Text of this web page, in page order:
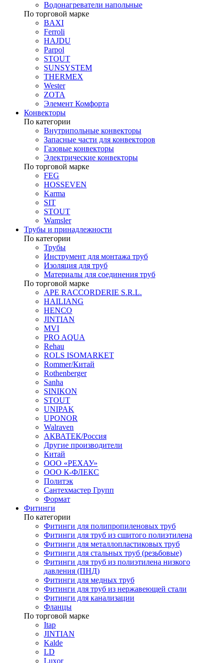
Водонагреватели напольные
По торговой марке
BAXI
Ferroli
HAJDU
Parpol
STOUT
SUNSYSTEM
THERMEX
Wester
ZOTA
Элемент Комфорта
Конвекторы
По категории
Внутрипольные конвекторы
Запасные части для конвекторов
Газовые конвекторы
Электрические конвекторы
По торговой марке
FEG
HOSSEVEN
Karma
SIT
STOUT
Wamsler
Трубы и принадлежности
По категории
Трубы
Инструмент для монтажа труб
Изоляция для труб
Материалы для соединения труб
По торговой марке
APE RACCORDERIE S.R.L.
HAILIANG
HENCO
JINTIAN
MVI
PRO AQUA
Rehau
ROLS ISOMARKET
Rommer/Китай
Rothenberger
Sanha
SINIKON
STOUT
UNIPAK
UPONOR
Walraven
АКВАТЕК/Россия
Другие производители
Китай
ООО «РЕХАУ»
ООО К-ФЛЕКС
Политэк
Сантехмастер Групп
Формат
Фитинги
По категории
Фитинги для полипропиленовых труб
Фитинги для труб из сшитого полиэтилена
Фитинги для металлопластиковых труб
Фитинги для стальных труб (резьбовые)
Фитинги для труб из полиэтилена низкого
давления (ПНД)
Фитинги для медных труб
Фитинги для труб из нержавеющей стали
Фитинги для канализации
Фланцы
По торговой марке
Itap
JINTIAN
Kalde
LD
Luxor